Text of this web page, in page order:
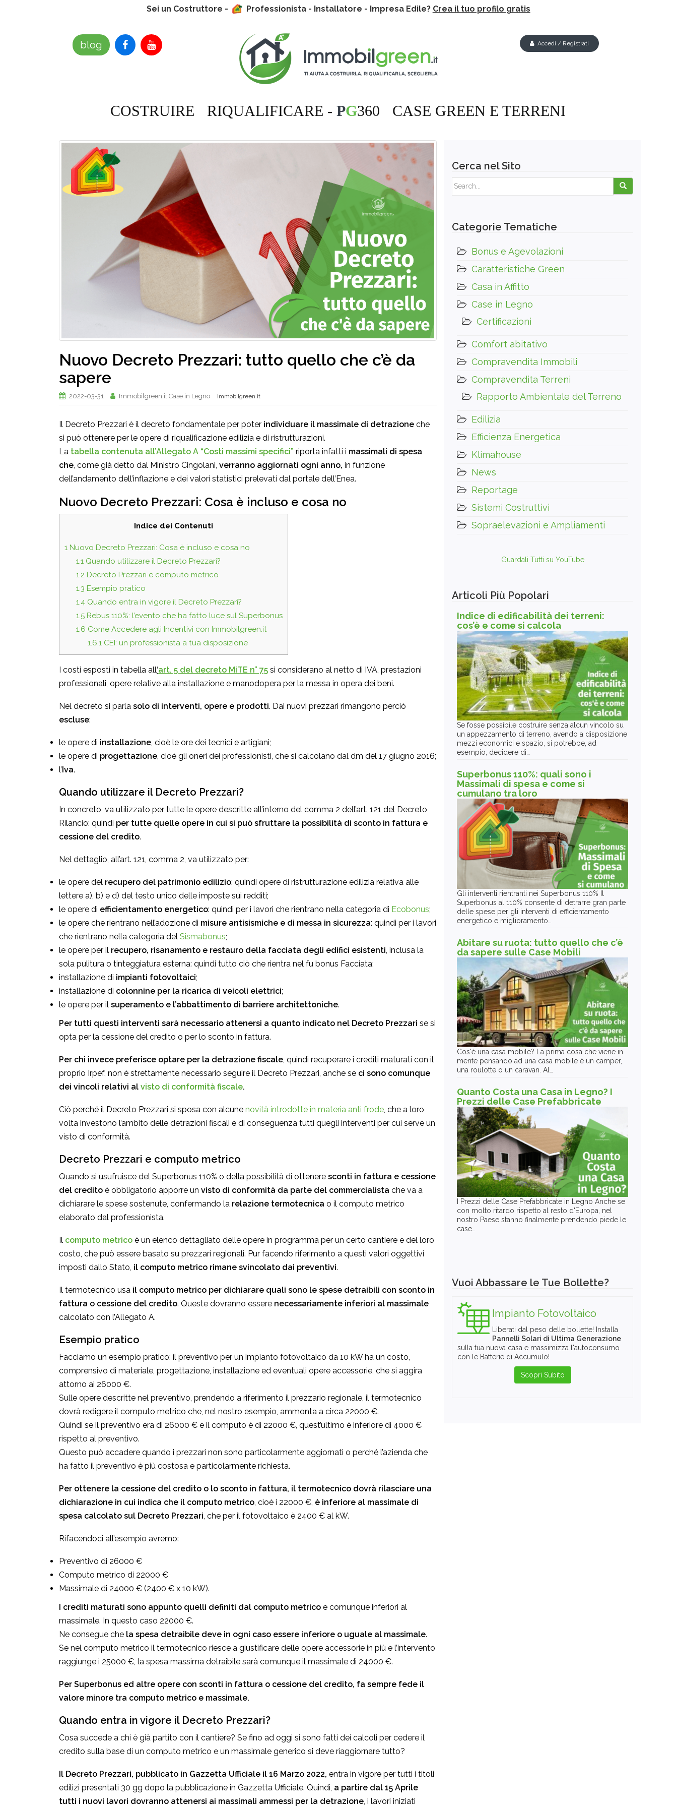
Sei un Costruttore - Professionista - Installatore - Impresa Edile? Crea il tuo profilo gratis
blog Accedi / Registrati
COSTRUIRE RIQUALIFICARE - PG360 CASE GREEN E TERRENI
Nuovo Decreto Prezzari: tutto quello che c’è da
sapere
2022-03-31 Immobilgreen.it Case in Legno Immobilgreen.it
Il Decreto Prezzari è il decreto fondamentale per poter individuare il massimale di detrazione che
si può ottenere per le opere di riqualificazione edilizia e di ristrutturazioni.
La tabella contenuta all’Allegato A “Costi massimi specifici” riporta infatti i massimali di spesa
che, come già detto dal Ministro Cingolani, verranno aggiornati ogni anno, in funzione
dell’andamento dell’inflazione e dei valori statistici prelevati dal portale dell’Enea.
Nuovo Decreto Prezzari: Cosa è incluso e cosa no
Indice dei Contenuti
1 Nuovo Decreto Prezzari: Cosa è incluso e cosa no
1.1Quando utilizzare il Decreto Prezzari?
1.2 Decreto Prezzari e computo metrico
1.3 Esempio pratico
1.4Quando entra in vigore il Decreto Prezzari?
1.5Rebus 110%: l’evento che ha fatto luce sul Superbonus
1.6 Come Accedere agli Incentivi con Immobilgreen.it
1.6.1CEI: un professionista a tua disposizione
I costi esposti in tabella all‘art. 5 del decreto MiTE n° 75 si considerano al netto di IVA, prestazioni
professionali, opere relative alla installazione e manodopera per la messa in opera dei beni.
Nel decreto si parla solo di interventi, opere e prodotti. Dai nuovi prezzari rimangono perciò
escluse:
le opere di installazione , cioè le ore dei tecnici e artigiani;
le opere di progettazione , cioè gli oneri dei professionisti, che si calcolano dal dm del 17 giugno 2016;
l’Iva.
Quando utilizzare il Decreto Prezzari?
In concreto, va utilizzato per tutte le opere descritte all’interno del comma 2 dell’art. 121 del Decreto
Rilancio: quindi per tutte quelle opere in cui si può sfruttare la possibilità di sconto in fattura e
cessione del credito.
Nel dettaglio, all’art. 121, comma 2, va utilizzato per:
le opere del recupero del patrimonio edilizio: quindi opere di ristrutturazione edilizia relativa alle
lettere a), b) e d) del testo unico delle imposte sui redditi;
le opere di efficientamento energetico: quindi per i lavori che rientrano nella categoria di Ecobonus;
le opere che rientrano nell’adozione di misure antisismiche e di messa in sicurezza: quindi per i lavori
che rientrano nella categoria del Sismabonus;
le opere per il recupero, risanamento e restauro della facciata degli edifici esistenti , inclusa la
sola pulitura o tinteggiatura esterna: quindi tutto ciò che rientra nel fu bonus Facciata;
installazione di impianti fotovoltaici;
installazione di colonnine per la ricarica di veicoli elettrici;
le opere per il superamento e l’abbattimento di barriere architettoniche.
Per tutti questi interventi sarà necessario attenersi a quanto indicato nel Decreto Prezzari se si
opta per la cessione del credito o per lo sconto in fattura.
Per chi invece preferisce optare per la detrazione fiscale , quindi recuperare i crediti maturati con il
proprio Irpef, non è strettamente necessario seguire il Decreto Prezzari, anche se ci sono comunque
dei vincoli relativi al visto di conformità fiscale.
Ciò perché il Decreto Prezzari si sposa con alcune novità introdotte in materia anti frode , che a loro
volta investono l’ambito delle detrazioni fiscali e di conseguenza tutti quegli interventi per cui serve un
visto di conformità.
Decreto Prezzari e computo metrico
Quando si usufruisce del Superbonus 110% o della possibilità di ottenere sconti in fattura e cessione
del credito è obbligatorio apporre un visto di conformità da parte del commercialista che va a
dichiarare le spese sostenute, confermando la relazione termotecnica o il computo metrico
elaborato dal professionista.
Il computo metrico è un elenco dettagliato delle opere in programma per un certo cantiere e del loro
costo, che può essere basato su prezzari regionali. Pur facendo riferimento a questi valori oggettivi
imposti dallo Stato, il computo metrico rimane svincolato dai preventivi.
Il termotecnico usa il computo metrico per dichiarare quali sono le spese detraibili con sconto in
fattura o cessione del credito. Queste dovranno essere necessariamente inferiori al massimale
calcolato con l’Allegato A.
Esempio pratico
Facciamo un esempio pratico: il preventivo per un impianto fotovoltaico da 10 kW ha un costo,
comprensivo di materiale, progettazione, installazione ed eventuali opere accessorie, che si aggira
attorno ai 26000 €.
Sulle opere descritte nel preventivo, prendendo a riferimento il prezzario regionale, il termotecnico
dovrà redigere il computo metrico che, nel nostro esempio, ammonta a circa 22000 €.
Quindi se il preventivo era di 26000 € e il computo è di 22000 €, quest’ultimo è inferiore di 4000 €
rispetto al preventivo.
Questo può accadere quando i prezzari non sono particolarmente aggiornati o perché l’azienda che
ha fatto il preventivo è più costosa e particolarmente richiesta.
Per ottenere la cessione del credito o lo sconto in fattura, il termotecnico dovrà rilasciare una
dichiarazione in cui indica che il computo metrico , cioè i 22000 €, è inferiore al massimale di
spesa calcolato sul Decreto Prezzari , che per il fotovoltaico è 2400 € al kW.
Rifacendoci all’esempio avremo:
Preventivo di 26000 €
Computo metrico di 22000 €
Massimale di 24000 € (2400 € x 10 kW).
I crediti maturati sono appunto quelli definiti dal computo metrico e comunque inferiori al
massimale. In questo caso 22000 €.
Ne consegue che la spesa detraibile deve in ogni caso essere inferiore o uguale al massimale.
Se nel computo metrico il termotecnico riesce a giustificare delle opere accessorie in più e l’intervento
raggiunge i 25000 €, la spesa massima detraibile sarà comunque il massimale di 24000 €.
Per Superbonus ed altre opere con sconti in fattura o cessione del credito, fa sempre fede il
valore minore tra computo metrico e massimale.
Quando entra in vigore il Decreto Prezzari?
Cosa succede a chi è già partito con il cantiere? Se fino ad oggi si sono fatti dei calcoli per cedere il
credito sulla base di un computo metrico e un massimale generico si deve riaggiornare tutto?
Il Decreto Prezzari, pubblicato in Gazzetta Ufficiale il 16 Marzo 2022, entra in vigore per tutti i titoli
edilizi presentati 30 gg dopo la pubblicazione in Gazzetta Ufficiale. Quindi, a partire dal 15 Aprile
tutti i nuovi lavori dovranno attenersi ai massimali ammessi per la detrazione , i lavori iniziati
Cerca nel Sito
Search for:
Categorie Tematiche
Bonus e Agevolazioni
Caratteristiche Green
Casa in Affitto
Case in Legno
Certificazioni
Comfort abitativo
Compravendita Immobili
Compravendita Terreni
Rapporto Ambientale del Terreno
Edilizia
Efficienza Energetica
Klimahouse
News
Reportage
Sistemi Costruttivi
Sopraelevazioni e Ampliamenti
Guardali Tutti su YouTube
Articoli Più Popolari
Indice di edificabilità dei terreni:
cos’è e come si calcola
Se fosse possibile costruire senza alcun vincolo su
un appezzamento di terreno, avendo a disposizione
mezzi economici e spazio, si potrebbe, ad
esempio, decidere di…
Superbonus 110%: quali sono i
Massimali di spesa e come si
cumulano tra loro
Gli interventi rientranti nei Superbonus 110% Il
Superbonus al 110% consente di detrarre gran parte
delle spese per gli interventi di efficientamento
energetico e miglioramento…
Abitare su ruota: tutto quello che c’è
da sapere sulle Case Mobili
Cos'è una casa mobile? La prima cosa che viene in
mente pensando ad una casa mobile è un camper,
una roulotte o un caravan. Al…
Quanto Costa una Casa in Legno? I
Prezzi delle Case Prefabbricate
I Prezzi delle Case Prefabbricate in Legno Anche se
con molto ritardo rispetto al resto d'Europa, nel
nostro Paese stanno finalmente prendendo piede le
case…
Vuoi Abbassare le Tue Bollette?
Impianto Fotovoltaico
Liberati dal peso delle bollette! Installa
Pannelli Solari di Ultima Generazione
sulla tua nuova casa e massimizza l'autoconsumo
con le Batterie di Accumulo!
Scopri Subito